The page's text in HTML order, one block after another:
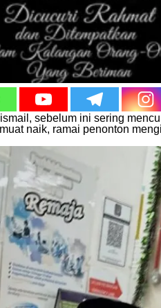
sebelum ini sering
naik, ramai penonton